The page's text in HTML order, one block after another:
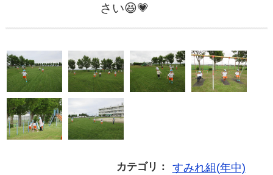
さい😆💗
カテゴリ： すみれ組(年中)